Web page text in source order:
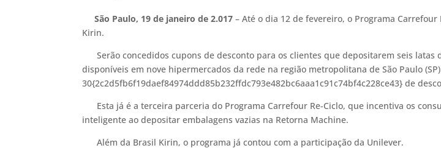
São Paulo, 19 de janeiro de 2.017 –Até o dia 12 de fevereiro, o Programa
Kirin.
Serão concedidos cupons de desconto para os clientes que depositarem seis
disponíveis em nove hipermercados da rede na região metropolitana de São Paulo
30{2c2d5fb6f19daef84974ddd85b232ffdc793e482bc6aaa1c91c74bf4c228ce43} de
Esta já é a terceira parceria do Programa Carrefour Re-Ciclo, que incentiva os
inteligente ao depositar embalagens vazias na Retorna Machine.
Além da Brasil Kirin, o programa já contou com a participação da Unilever.